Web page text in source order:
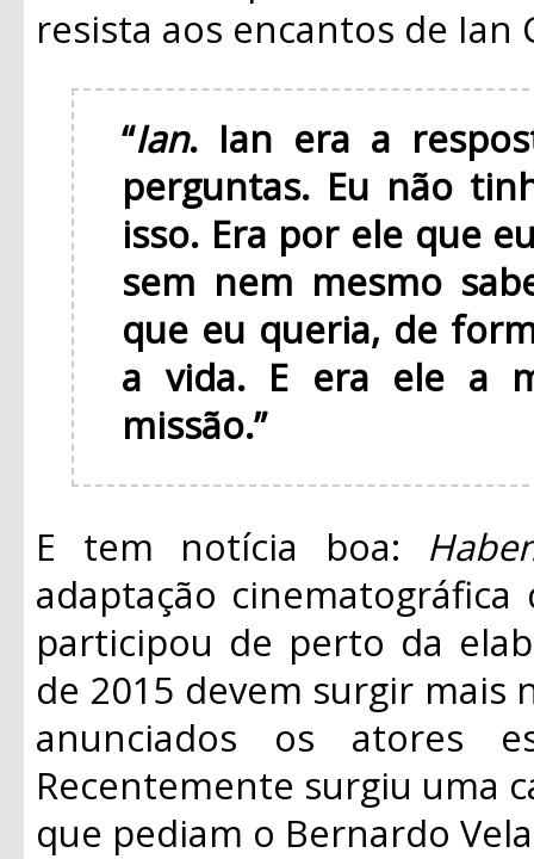
resista aos encantos de Ian
“Ian. Ian era a
perguntas. Eu não
isso. Era por ele que
sem nem mesmo
que eu queria, de
a vida. E era ele a
missão.”
E tem notícia boa:
adaptação
participou de perto da
de 2015 devem surgir mais
anunciados os atores
Recentemente surgiu uma
que pediam o Bernardo